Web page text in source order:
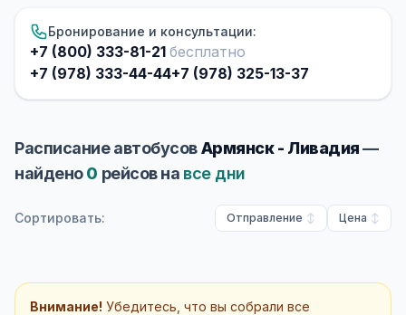
Бронирование и консультации:
+7 (800) 333-81-21 бесплатно
+7 (978) 333-44-44+7 (978) 325-13-37
Расписание автобусовАрмянск - Ливадия—
найдено0 рейсов на все дни
Сортировать: Отправление Цена
Внимание! Убедитесь, что вы собрали все